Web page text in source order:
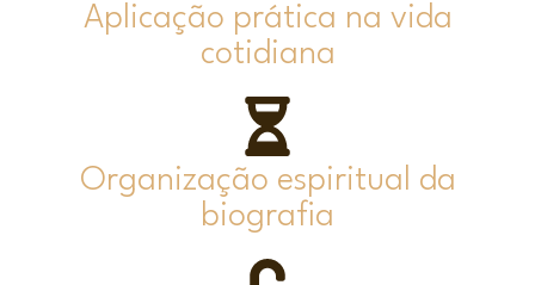
Aplicação prática na vida
cotidiana
Organização espiritual da
biografia